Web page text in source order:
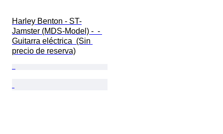
Harley Benton - ST-
Jamster (MDS-Model) -  -
Guitarra eléctrica  (Sin
precio de reserva)